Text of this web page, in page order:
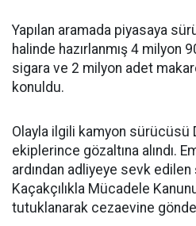
Yapılan aramada piyasaya
halinde hazırlanmış 4 milyon
sigara ve 2 milyon adet
konuldu.
Olayla ilgili kamyon sürücüsü
ekiplerince gözaltına alındı.
ardından adliyeye sevk edilen
Kaçakçılıkla Mücadele
tutuklanarak cezaevine